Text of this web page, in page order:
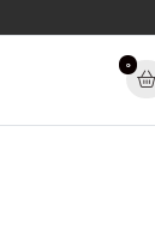
0